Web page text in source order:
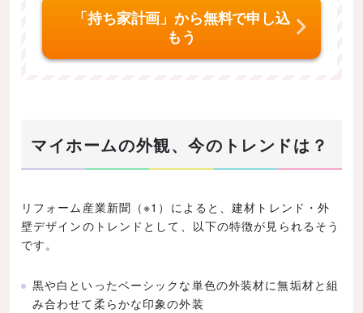
デザインその5：個性的なアメリカンテイストの家
デザインその6：ビルトインガレージのある家
デザインその9：和モダンでシックな外観の家
マイホームの外観を決める3つの鉄則！
形状の種類と特徴
窓の配置も外観の重要ポイント
「持ち家計画」から無料で申し込
もう
マイホームの外観、今のトレンドは？
リフォーム産業新聞（※1）によると、建材トレンド・外
壁デザインのトレンドとして、以下の特徴が見られるそう
です。
黒や白といったベーシックな単色の外装材に無垢材と組
み合わせて柔らかな印象の外装